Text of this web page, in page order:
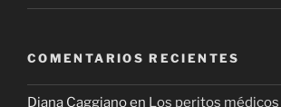
COMENTARIOS RECIENTES
Diana Caggianoen Los peritos